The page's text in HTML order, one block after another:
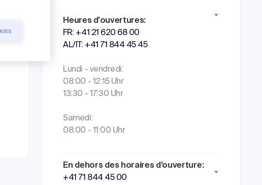
Heures d'ouvertures:
FR: +41 21 620 68 00
AL/IT: +41 71 844 45 45
Lundi - vendredi:
08:00 - 12:15 Uhr
13:30 - 17:30 Uhr
Samedi:
08:00 - 11:00 Uhr
En dehors des horaires d’ouverture:
+41 71 844 45 00